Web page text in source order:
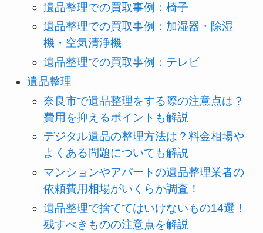
遺品整理での買取事例：椅子
遺品整理での買取事例：加湿器・除湿
機・空気清浄機
遺品整理での買取事例：テレビ
遺品整理
奈良市で遺品整理をする際の注意点は？
費用を抑えるポイントも解説
デジタル遺品の整理方法は？料金相場や
よくある問題についても解説
マンションやアパートの遺品整理業者の
依頼費用相場がいくらか調査！
遺品整理で捨ててはいけないもの14選！
残すべきものの注意点を解説